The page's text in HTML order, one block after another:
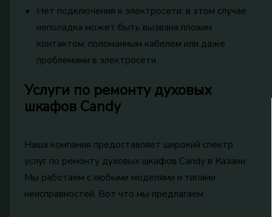
Нет подключения к электросети: в этом случае
неполадка может быть вызвана плохим
контактом, поломанным кабелем или даже
проблемами в электросети.
Услуги по ремонту духовых
шкафов Candy
Наша компания предоставляет широкий спектр
услуг по ремонту духовых шкафов Candy в Казани.
Мы работаем с любыми моделями и типами
неисправностей. Вот что мы предлагаем: